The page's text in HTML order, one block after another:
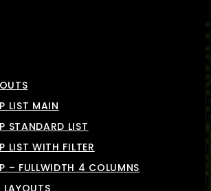
LIST MAIN
STANDARD LIST
LIST WITH FILTER
– FULLWIDTH 4 COLUMNS